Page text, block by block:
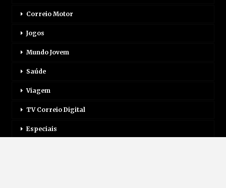
Correio Motor
Jogos
Mundo Jovem
Saúde
Viagem
TV Correio Digital
Especiais